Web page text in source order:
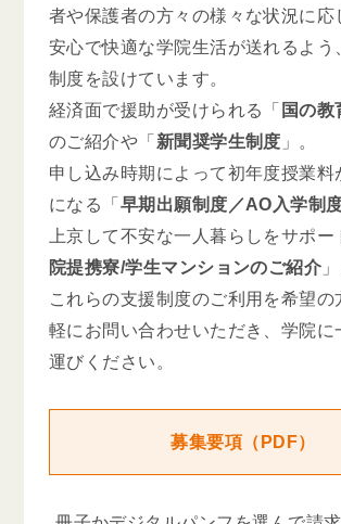
者や保護者の方々の様々な状況に応
安心で快適な学院生活が送れるよう
制度を設けています。
経済面で援助が受けられる「 国の教
のご紹介や「 新聞奨学生制度 」。
申し込み時期によって初年度授業料
になる「 早期出願制度／AO入学制
上京して不安な一人暮らしをサポ
院提携寮/学生マンションのご紹介 」
これらの支援制度のご利用を希望の
軽にお問い合わせいただき、学院に
運びください。
募集要項（PDF）